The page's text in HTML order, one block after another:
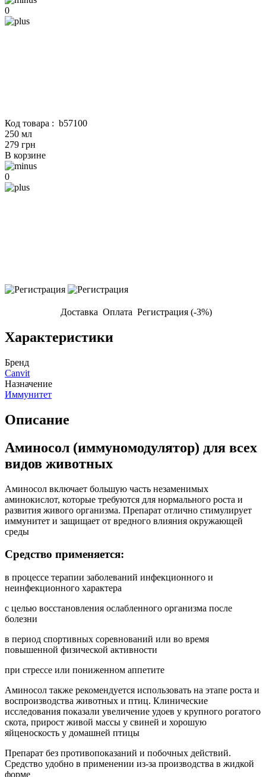
0
Код товара : b57100
250 мл
279 грн
В корзине
0
Доставка Оплата Регистрация (-3%)
Характеристики
Бренд
Canvit
Назначение
Иммунитет
Описание
Аминосол (иммуномодулятор) для всех
видов животных
Аминосол включает большую часть незаменимых
аминокислот, которые требуются для нормального роста и
развития живого организма. Препарат отлично стимулирует
иммунитет и защищает от вредного влияния окружающей
среды
Средство применяется:
в процессе терапии заболеваний инфекционного и
неинфекционного характера
с целью восстановления ослабленного организма после
болезни
в период спортивных соревнований или во время
повышенной физической активности
при стрессе или пониженном аппетите
Аминосол также рекомендуется использовать на этапе роста и
воспроизводства животных и птиц. Клинические
исследования показали увеличение удоев у крупного рогатого
скота, прирост живой массы у свиней и хорошую
яйценоскость у домашней птицы
Препарат без противопоказаний и побочных действий.
Средство удобно в применении из-за производства в жидкой
форме